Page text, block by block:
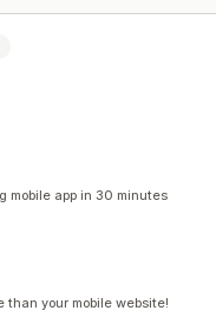
mobile app in 30 minutes
than your mobile website!